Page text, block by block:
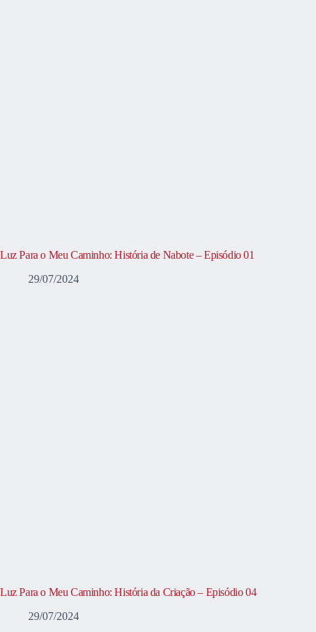
Luz Para o Meu Caminho: História de Nabote – Episódio 01
29/07/2024
Luz Para o Meu Caminho: História da Criação – Episódio 04
29/07/2024